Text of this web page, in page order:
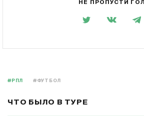
НЕ ПРОПУСТИ ГОЛ
#РПЛ #ФУТБОЛ
ЧТО БЫЛО В ТУРЕ